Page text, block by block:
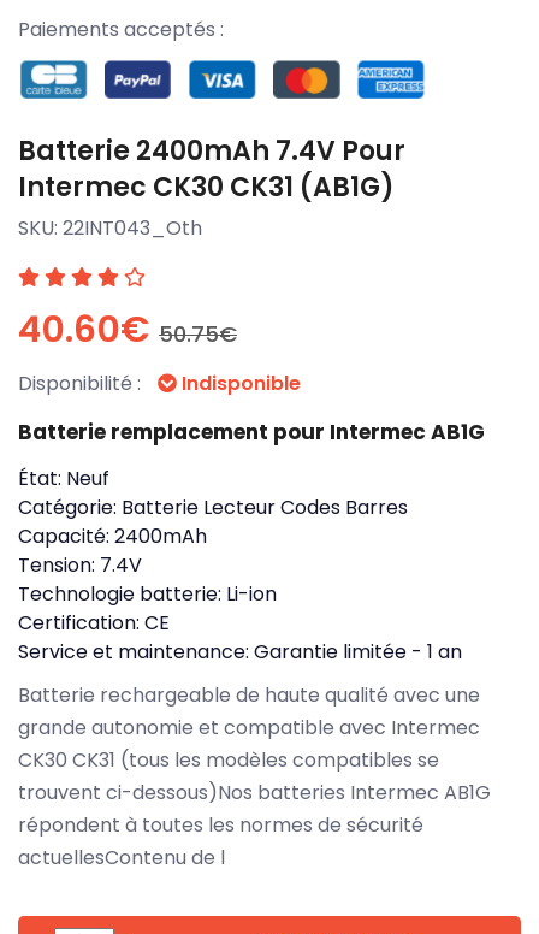
Paiements acceptés :
Batterie 2400mAh 7.4V Pour
Intermec CK30 CK31 (AB1G)
SKU: 22INT043_Oth
40.60€ 50.75€
Disponibilité : Indisponible
Batterie remplacement pour Intermec AB1G
État: Neuf
Catégorie: Batterie Lecteur Codes Barres
Capacité: 2400mAh
Tension: 7.4V
Technologie batterie: Li-ion
Certification: CE
Service et maintenance: Garantie limitée - 1 an
Batterie rechargeable de haute qualité avec une
grande autonomie et compatible avec Intermec
CK30 CK31 (tous les modèles compatibles se
trouvent ci-dessous)Nos batteries Intermec AB1G
répondent à toutes les normes de sécurité
actuellesContenu de l